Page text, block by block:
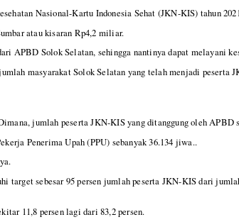
Nasional-Kartu Indonesia Sehat (JKN-KIS) tahun
atau kisaran Rp4,2 miliar.
APBD Solok Selatan, sehingga nantinya dapat melayani
masyarakat Solok Selatan yang telah menjadi peserta
jumlah peserta JKN-KIS yang ditanggung oleh
Penerima Upah (PPU) sebanyak 36.134 jiwa..
target sebesar 95 persen jumlah peserta JKN-KIS dari
11,8 persen lagi dari 83,2 persen.